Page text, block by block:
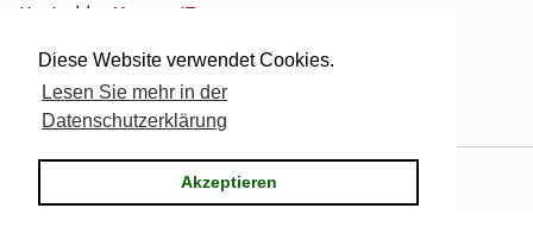
Diese Website verwendet Cookies.
Lesen Sie mehr in der
Datenschutzerklärung
Akzeptieren
Hosted by My own IT.
Serendipity& the dirk